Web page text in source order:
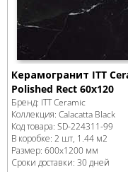
Керамогранит ITT
Polished Rect 60x120
Бренд: ITT Ceramic
Коллекция: Calacatta Black
Код товара: SD-224311-99
В коробке: 2 шт, 1.44 м2
Размер: 600x1200 мм
Сроки доставки: 30 дней